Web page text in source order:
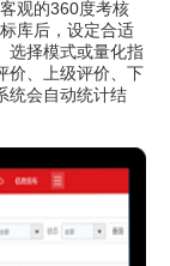
观的360度考核
库后，设定合适
选择模式或量化指
价、上级评价、下
统会自动统计结